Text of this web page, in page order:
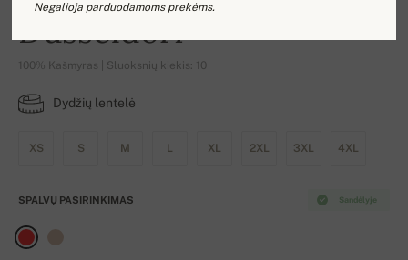
Düsseldorf
100% Kašmyras | Sluoksnių kiekis: 10
Dydžių lentelė
XS S M L XL 2XL 3XL 4XL
Sandėlyje
SPALVŲ PASIRINKIMAS
Negalioja parduodamoms prekėms.